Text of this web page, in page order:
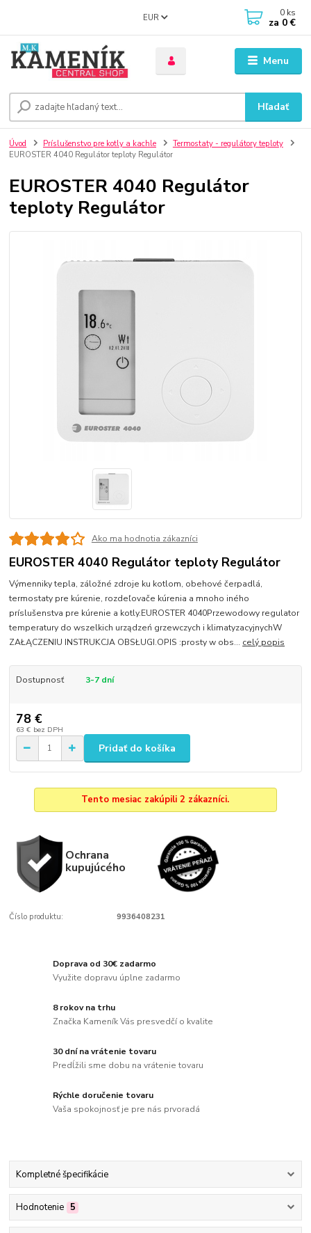
Menu
EUR
Hľadať
0 ks
za 0 €
Úvod Príslušenstvo pre kotly a kachle
Termostaty - regulátory teploty
EUROSTER 4040 Regulátor teploty Regulátor
EUROSTER 4040 Regulátor
teploty Regulátor
Ako ma hodnotia zákazníci
EUROSTER 4040 Regulátor teploty Regulátor
Výmenniky tepla, záložné zdroje ku kotlom, obehové čerpadlá,
termostaty pre kúrenie, rozdeľovače kúrenia a mnoho iného
príslušenstva pre kúrenie a kotly.EUROSTER 4040Przewodowy regulator
temperatury do wszelkich urządzeń grzewczych i klimatyzacyjnychW
ZAŁĄCZENIU INSTRUKCJA OBSŁUGI.OPIS :prosty w obs... celý popis
Dostupnosť 3-7 dní
78 €
63 € bez DPH
Pridať do košíka
Tento mesiac zakúpili 2 zákazníci.
Ochrana
kupujúcého
Číslo produktu: 9936408231
Doprava od 30€ zadarmo
Využite dopravu úplne zadarmo
8 rokov na trhu
Značka Kameník Vás presvedčí o kvalite
30 dní na vrátenie tovaru
Predĺžili sme dobu na vrátenie tovaru
Rýchle doručenie tovaru
Vaša spokojnosť je pre nás prvoradá
Kompletné špecifikácie
Hodnotenie 5